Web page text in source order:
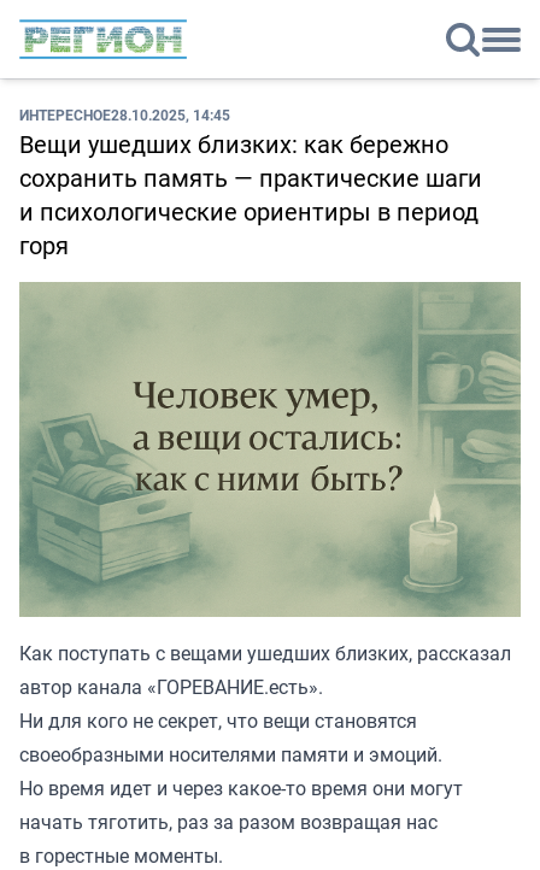
ИНТЕРЕСНОЕ28.10.2025, 14:45
Вещи ушедших близких: как бережно
сохранить память — практические шаги
и психологические ориентиры в период
горя
Как поступать с вещами ушедших близких, рассказал
автор канала «ГОРЕВАНИЕ.есть».
Ни для кого не секрет, что вещи становятся
своеобразными носителями памяти и эмоций.
Но время идет и через какое-то время они могут
начать тяготить, раз за разом возвращая нас
в горестные моменты.